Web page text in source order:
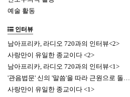
예술 활동
인터뷰
남아프리카, 라디오 720과의 인터뷰<2>
사랑만이 유일한 종교이다 <2>
남아프리카, 라디오 720과의 인터뷰<1>
'관음법문' 신의 '말씀'을 따라 근원으로 돌…
사랑만이 유일한 종교이다 <1>